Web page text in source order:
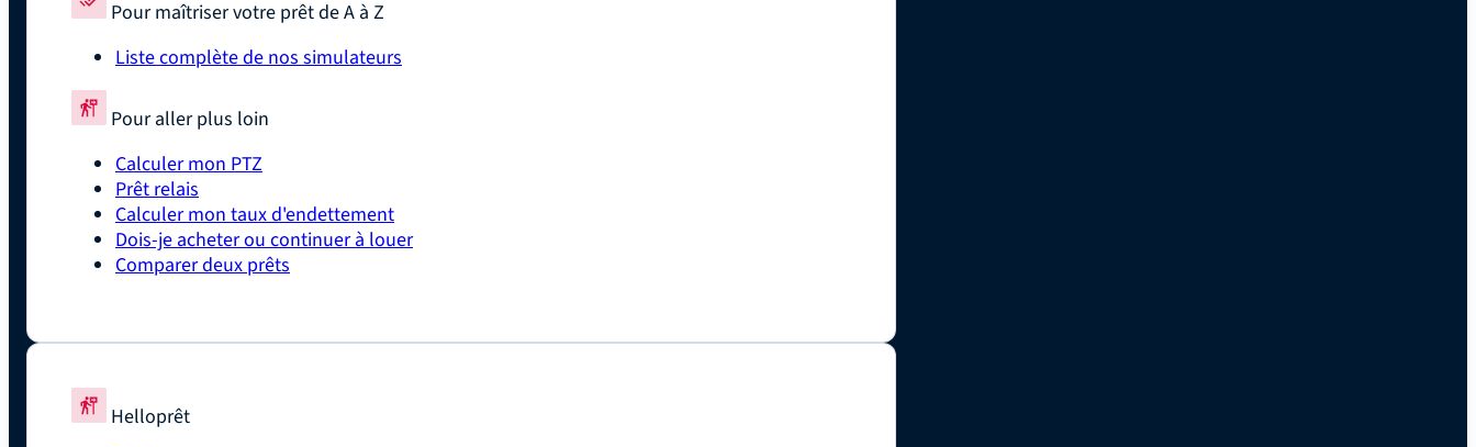
Pour maîtriser votre prêt de A à Z
Liste complète de nos simulateurs
Pour aller plus loin
Calculer mon PTZ
Prêt relais
Calculer mon taux d'endettement
Dois-je acheter ou continuer à louer
Comparer deux prêts
Helloprêt